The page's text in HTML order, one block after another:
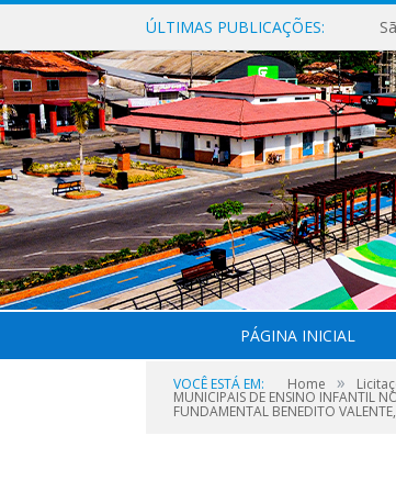
ÚLTIMAS PUBLICAÇÕES:
PÁGINA INICIAL
VOCÊ ESTÁ EM: Home »
MUNICIPAIS DE ENSINO INFANTIL
FUNDAMENTAL BENEDITO